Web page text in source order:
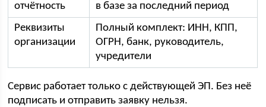
отчётность
в базе за последний период
Реквизиты
организации
Полный комплект: ИНН, КПП,
ОГРН, банк, руководитель,
учредители
Сервис работает только с действующей ЭП. Без неё
подписать и отправить заявку нельзя.